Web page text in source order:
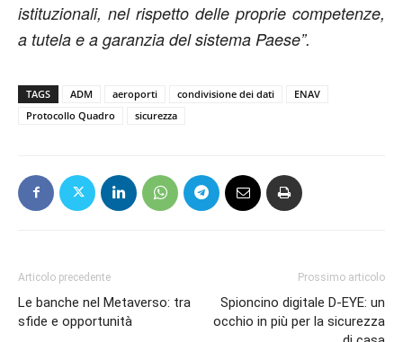
istituzionali, nel rispetto delle proprie competenze,
a tutela e a garanzia del sistema Paese”.
TAGS ADM aeroporti condivisione dei dati
ENAV
Protocollo Quadro
sicurezza
Articolo precedente
Le banche nel Metaverso: tra
sfide e opportunità
Prossimo articolo
Spioncino digitale D-EYE: un
occhio in più per la sicurezza